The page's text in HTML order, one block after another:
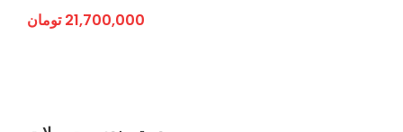
21,700,000 تومان